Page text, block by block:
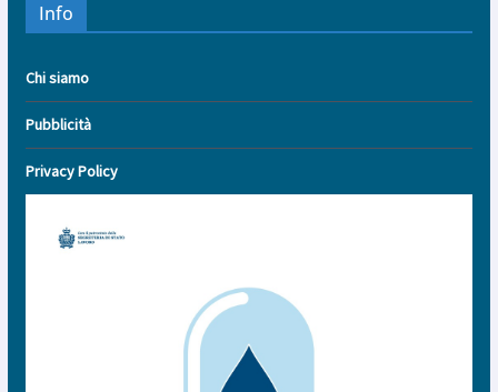
Info
Chi siamo
Pubblicità
Privacy Policy